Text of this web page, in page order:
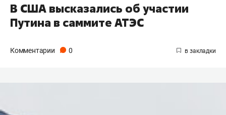
В США высказались об участии
Путина в саммите АТЭС
Комментарии 0